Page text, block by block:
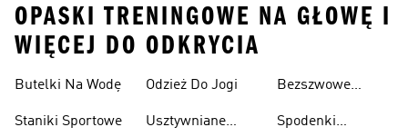
OPASKI TRENINGOWE NA GŁOWĘ I
WIĘCEJ DO ODKRYCIA
Butelki Na Wodę
Staniki Sportowe
Odzież Do Jogi
Usztywniane
Bezszwowe
Sportowe
Spodenki